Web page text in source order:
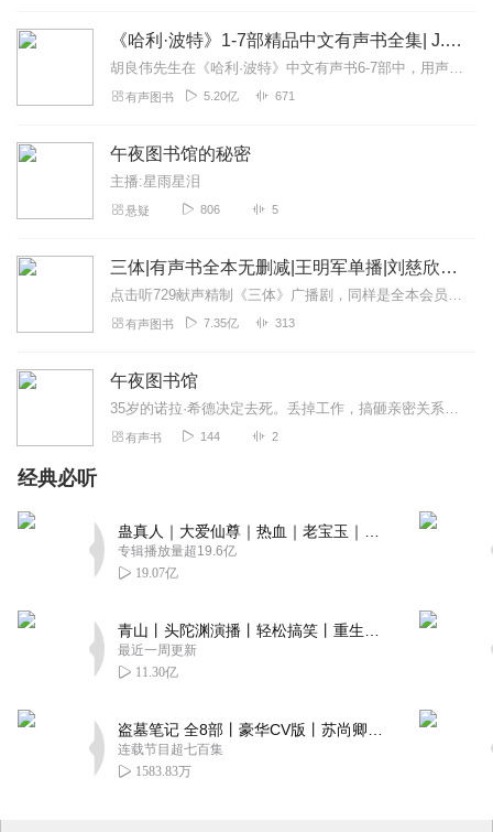
《哈利·波特》1-7部精品中文有声书全集| J.K.罗琳原著，光合积木演播
胡良伟先生在《哈利·波特》中文有声书6-7部中，用声音带领着大家继续魔法之旅。为保证作品的一致性，给大家带来完整的魔法体验，我们与版权方PottermoreP...
有声图书 5.20亿 671
午夜图书馆的秘密
主播:星雨星泪
悬疑 806 5
三体|有声书全本无删减|王明军单播|刘慈欣原著
点击听729献声精制《三体》广播剧，同样是全本会员免费畅听，快来感受声音大戏的魅力！【购买须知】1、本作品部分集数为免费试听。2、版权归原作者所有，严禁翻录成任...
有声图书 7.35亿 313
午夜图书馆
35岁的诺拉·希德决定去死。丢掉工作，搞砸亲密关系、宠物猫离世、梦想沦为笑谈、亲人和挚友也离她远去，经历一连串的打击后，诺拉突然发现，她已经在不知不觉中把自己...
有声书 144 2
经典必听
专辑播放量超19.6亿
19.07亿
最近一周更新
11.30亿
连载节目超七百集
1583.83万